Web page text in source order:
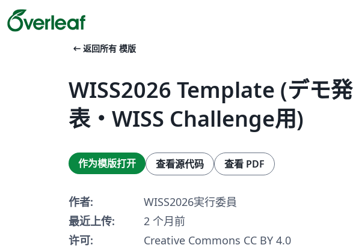
arrow_left_alt 返回所有 模版
WISS2026 Template (デモ発
表・WISS Challenge用)
作为模版打开 查看源代码 查看 PDF
作者:
WISS2026実行委員
最近上传:
2 个月前
许可:
Creative Commons CC BY 4.0